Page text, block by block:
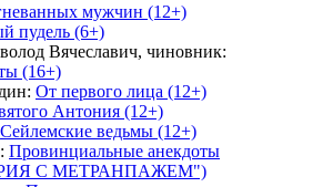
мужчин (12+)
пудель (6+)
Вячеславич, чиновник:
(16+)
: От первого лица (12+)
Антония (12+)
Сейлемские ведьмы (12+)
: Провинциальные анекдоты
С МЕТРАНПАЖЕМ")